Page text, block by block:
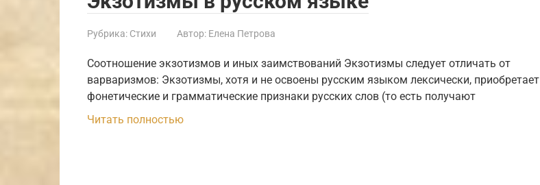
Рубрика: Стихи Автор: Елена Петрова
Соотношение экзотизмов и иных заимствований Экзотизмы следует отличать от
варваризмов: Экзотизмы, хотя и не освоены русским языком лексически, приобретает
фонетические и грамматические признаки русских слов (то есть получают
Читать полностью